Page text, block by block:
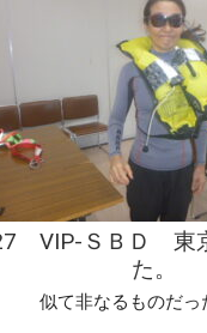
VIP-ＳＢＤ 東
た。
似て非なるものだっ